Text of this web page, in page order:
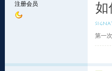
注册会员
如
第一次